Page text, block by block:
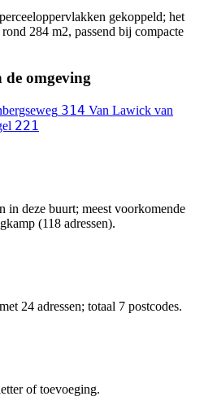
gekoppeld; het
284 m2, passend bij compacte
omgeving
314 Van Lawick van
221
in deze buurt; meest voorkomende
(118 adressen).
24 adressen; totaal 7 postcodes.
of toevoeging.